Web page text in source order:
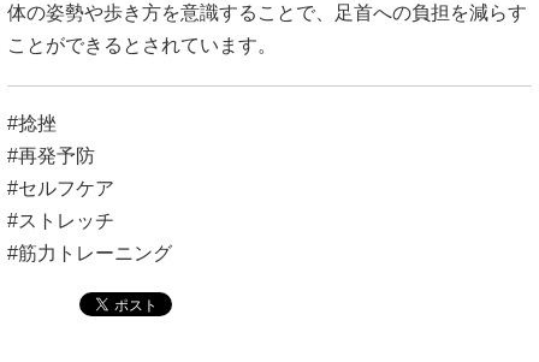
体の姿勢や歩き方を意識することで、足首への負担を減らす
ことができるとされています。
#捻挫
#再発予防
#セルフケア
#ストレッチ
#筋力トレーニング